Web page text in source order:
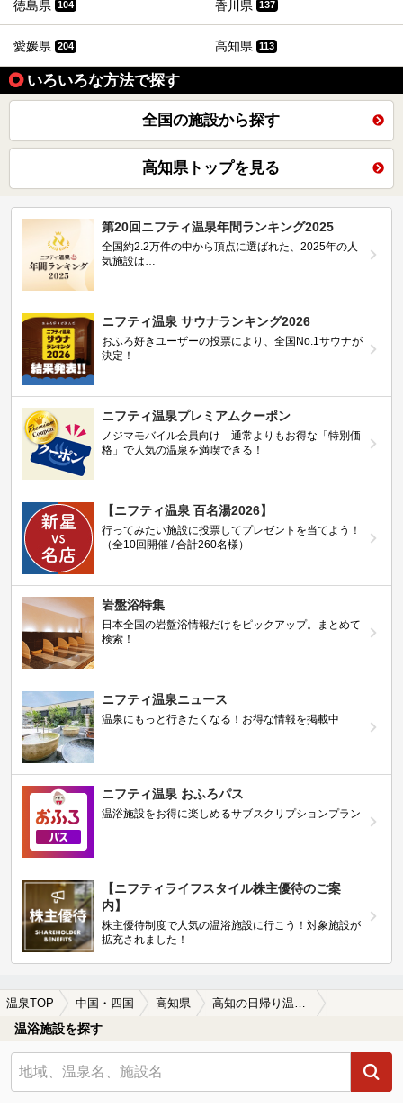
徳島県 104 香川県 137
愛媛県 204 高知県 113
いろいろな方法で探す
全国の施設から探す
高知県トップを見る
第20回ニフティ温泉年間ランキング2025
全国約2.2万件の中から頂点に選ばれた、2025年の人
気施設は…
ニフティ温泉 サウナランキング2026
おふろ好きユーザーの投票により、全国No.1サウナが
決定！
ニフティ温泉プレミアムクーポン
ノジマモバイル会員向け 通常よりもお得な「特別価
格」で人気の温泉を満喫できる！
【ニフティ温泉 百名湯2026】
行ってみたい施設に投票してプレゼントを当てよう！
（全10回開催 / 合計260名様）
岩盤浴特集
日本全国の岩盤浴情報だけをピックアップ。まとめて
検索！
ニフティ温泉ニュース
温泉にもっと行きたくなる！お得な情報を掲載中
ニフティ温泉 おふろパス
温浴施設をお得に楽しめるサブスクリプションプラン
【ニフティライフスタイル株主優待のご案
内】
株主優待制度で人気の温浴施設に行こう！対象施設が
拡充されました！
温泉TOP 中国・四国 高知県
温浴施設を探す